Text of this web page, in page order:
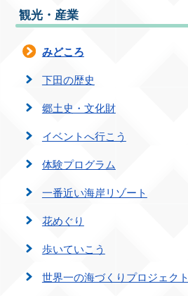
観光・産業
みどころ
下田の歴史
郷土史・文化財
イベントへ行こう
体験プログラム
一番近い海岸リゾート
花めぐり
歩いていこう
世界一の海づくりプロジェクト